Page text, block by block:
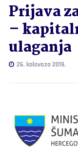
Prijava
–
ulaganja
26. kolovoza 2019.